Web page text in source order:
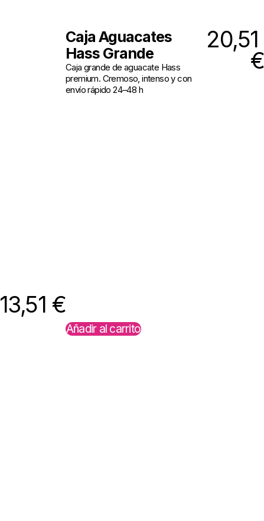
13,51 €
Caja Aguacates
Hass Grande
Caja grande de aguacate Hass
premium. Cremoso, intenso y con
envío rápido 24–48 h
20,51
€
Añadir al carrito